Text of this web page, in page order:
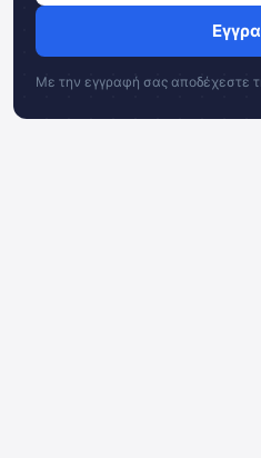
Με την εγγραφή σας αποδέχεστε